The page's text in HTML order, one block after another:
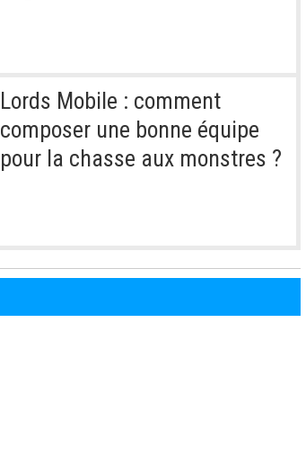
Lords Mobile : comment
composer une bonne équipe
pour la chasse aux monstres ?